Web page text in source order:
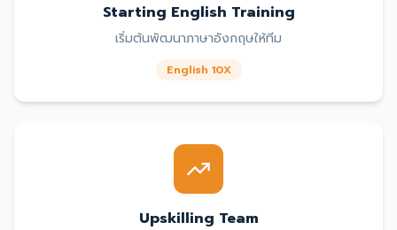
Starting English Training
เริ่มต้นพัฒนาภาษาอังกฤษให้ทีม
English 10X
Upskilling Team